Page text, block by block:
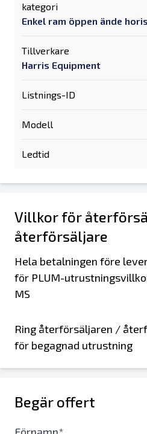
kategori
Enkel ram öppen ände
Tillverkare
Harris Equipment
Listnings-ID
Modell
Ledtid
Villkor för
återförsäljare
Hela betalningen före
för PLUM-
MS
Ring återförsäljaren /
för begagnad utrustning
Begär offert